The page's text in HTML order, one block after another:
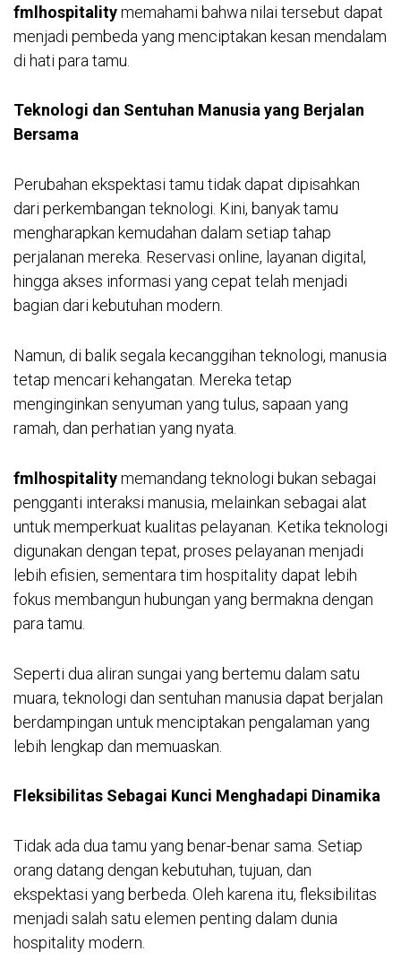
fmlhospitalitymemahami bahwa nilai tersebut dapat
menjadi pembeda yang menciptakan kesan mendalam
di hati para tamu.
Teknologi dan Sentuhan Manusia yang Berjalan
Bersama
Perubahan ekspektasi tamu tidak dapat dipisahkan
dari perkembangan teknologi. Kini, banyak tamu
mengharapkan kemudahan dalam setiap tahap
perjalanan mereka. Reservasi online, layanan digital,
hingga akses informasi yang cepat telah menjadi
bagian dari kebutuhan modern.
Namun, di balik segala kecanggihan teknologi, manusia
tetap mencari kehangatan. Mereka tetap
menginginkan senyuman yang tulus, sapaan yang
ramah, dan perhatian yang nyata.
fmlhospitalitymemandang teknologi bukan sebagai
pengganti interaksi manusia, melainkan sebagai alat
untuk memperkuat kualitas pelayanan. Ketika teknologi
digunakan dengan tepat, proses pelayanan menjadi
lebih efisien, sementara tim hospitality dapat lebih
fokus membangun hubungan yang bermakna dengan
para tamu.
Seperti dua aliran sungai yang bertemu dalam satu
muara, teknologi dan sentuhan manusia dapat berjalan
berdampingan untuk menciptakan pengalaman yang
lebih lengkap dan memuaskan.
Fleksibilitas Sebagai Kunci Menghadapi Dinamika
Tidak ada dua tamu yang benar-benar sama. Setiap
orang datang dengan kebutuhan, tujuan, dan
ekspektasi yang berbeda. Oleh karena itu, fleksibilitas
menjadi salah satu elemen penting dalam dunia
hospitality modern.